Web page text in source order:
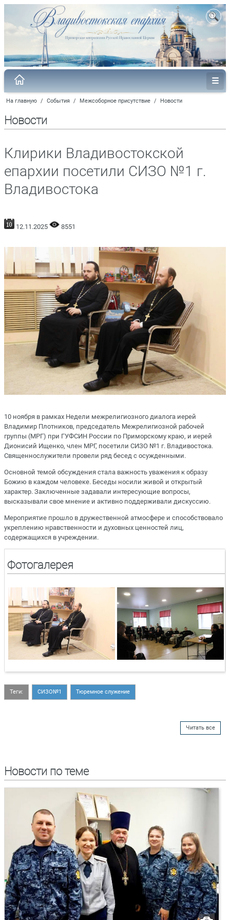
На главную / События / Межсоборное присутствие / Новости
Новости
Клирики Владивостокской
епархии посетили СИЗО №1 г.
Владивостока
12.11.2025 8551
10 ноября в рамках Недели межрелигиозного диалога иерей
Владимир Плотников, председатель Межрелигиозной рабочей
группы (МРГ) при ГУФСИН России по Приморскому краю, и иерей
Дионисий Ищенко, член МРГ, посетили СИЗО №1 г. Владивостока.
Священнослужители провели ряд бесед с осужденными.
Основной темой обсуждения стала важность уважения к образу
Божию в каждом человеке. Беседы носили живой и открытый
характер. Заключенные задавали интересующие вопросы,
высказывали свое мнение и активно поддерживали дискуссию.
Мероприятие прошло в дружественной атмосфере и способствовало
укреплению нравственности и духовных ценностей лиц,
содержащихся в учреждении.
Фотогалерея
Теги: СИЗО№1 Тюремное служение
Читать все
Новости по теме